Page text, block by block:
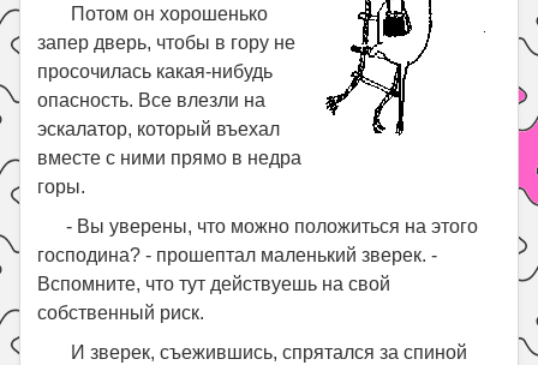
Потом он хорошенько
запер дверь, чтобы в гору не
просочилась какая-нибудь
опасность. Все влезли на
эскалатор, который въехал
вместе с ними прямо в недра
горы.
- Вы уверены, что можно положиться на этого
господина? - прошептал маленький зверек. -
Вспомните, что тут действуешь на свой
собственный риск.
И зверек, съежившись, спрятался за спиной